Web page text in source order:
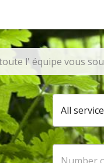
l' équipe vous
All